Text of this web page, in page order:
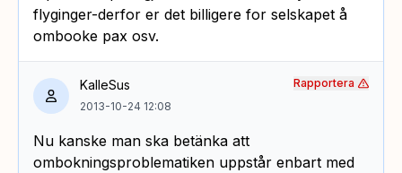
flyginger-derfor er det billigere for selskapet å
ombooke pax osv.
KalleSus
2013-10-24 12:08
Nu kanske man ska betänka att
ombokningsproblematiken uppstår enbart med
Rapportera